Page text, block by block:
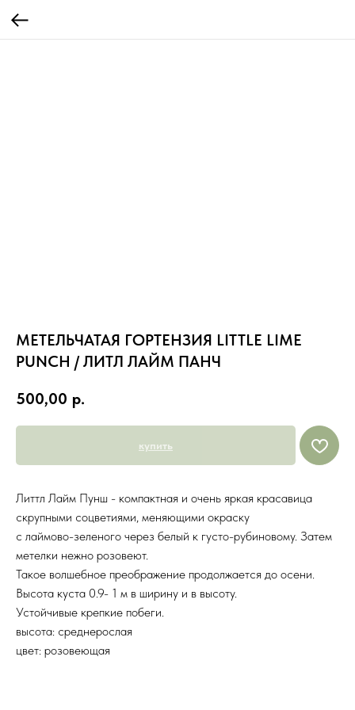
МЕТЕЛЬЧАТАЯ ГОРТЕНЗИЯ LITTLE LIME
PUNCH / ЛИТЛ ЛАЙМ ПАНЧ
500,00 р.
купить
Литтл Лайм Пунш - компактная и очень яркая красавица
скрупными соцветиями, меняющими окраску
с лаймово-зеленого через белый к густо-рубиновому. Затем
метелки нежно розовеют.
Такое волшебное преображение продолжается до осени.
Высота куста 0.9- 1 м в ширину и в высоту.
Устойчивые крепкие побеги.
высота: среднерослая
цвет: розовеющая